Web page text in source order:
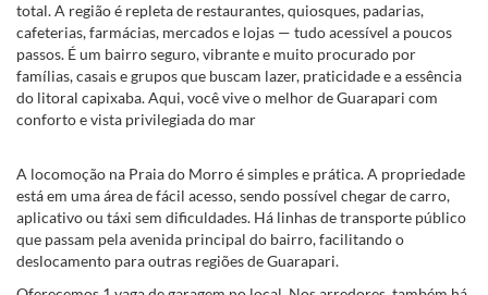
total. A região é repleta de restaurantes, quiosques, padarias,
cafeterias, farmácias, mercados e lojas — tudo acessível a poucos
passos. É um bairro seguro, vibrante e muito procurado por
famílias, casais e grupos que buscam lazer, praticidade e a essência
do litoral capixaba. Aqui, você vive o melhor de Guarapari com
conforto e vista privilegiada do mar
A locomoção na Praia do Morro é simples e prática. A propriedade
está em uma área de fácil acesso, sendo possível chegar de carro,
aplicativo ou táxi sem dificuldades. Há linhas de transporte público
que passam pela avenida principal do bairro, facilitando o
deslocamento para outras regiões de Guarapari.